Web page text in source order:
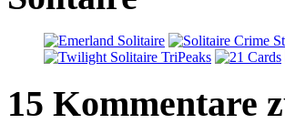
15 Kommentare